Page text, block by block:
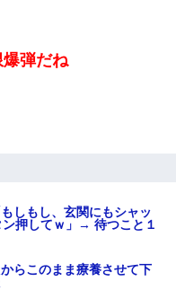
弾だね
しもし、玄関にもシャッ
押してｗ」→ 待つこと１
らこのまま療養させて下